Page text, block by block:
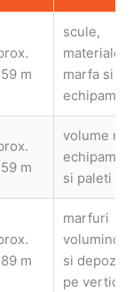
m
scule,
materiale,
marfa si
m
volume
si paleti
m
marfuri
si
pe